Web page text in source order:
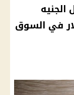
.. بكام 1000 دولار في السوق